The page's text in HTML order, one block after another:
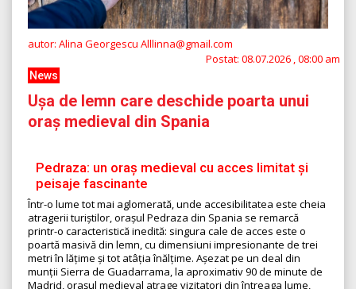
autor: Alina Georgescu Alllinna@gmail.com
Postat: 08.07.2026 , 08:00 am
News
Ușa de lemn care deschide poarta unui
oraș medieval din Spania
Pedraza: un oraș medieval cu acces limitat și
peisaje fascinante
Într-o lume tot mai aglomerată, unde accesibilitatea este cheia
atragerii turiștilor, orașul Pedraza din Spania se remarcă
printr-o caracteristică inedită: singura cale de acces este o
poartă masivă din lemn, cu dimensiuni impresionante de trei
metri în lățime și tot atâția înălțime. Așezat pe un deal din
munții Sierra de Guadarrama, la aproximativ 90 de minute de
Madrid, orașul medieval atrage vizitatori din întreaga lume,